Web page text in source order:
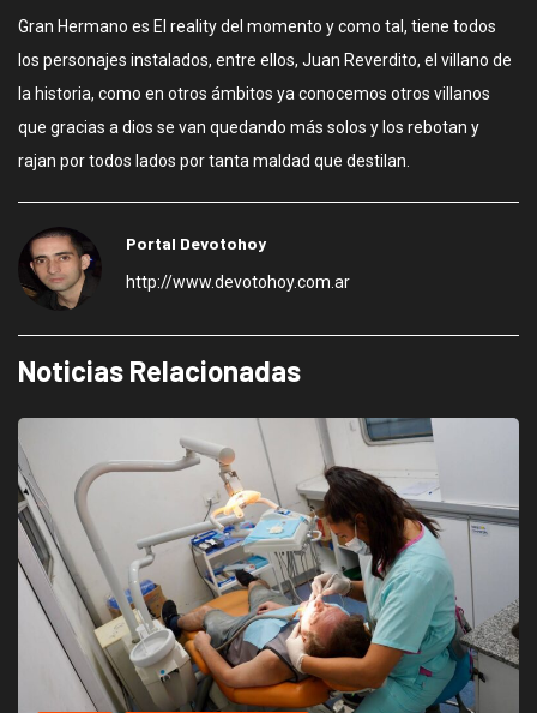
Gran Hermano es El reality del momento y como tal, tiene todos
los personajes instalados, entre ellos, Juan Reverdito, el villano de
la historia, como en otros ámbitos ya conocemos otros villanos
que gracias a dios se van quedando más solos y los rebotan y
rajan por todos lados por tanta maldad que destilan.
Portal Devotohoy
http://www.devotohoy.com.ar
Noticias Relacionadas